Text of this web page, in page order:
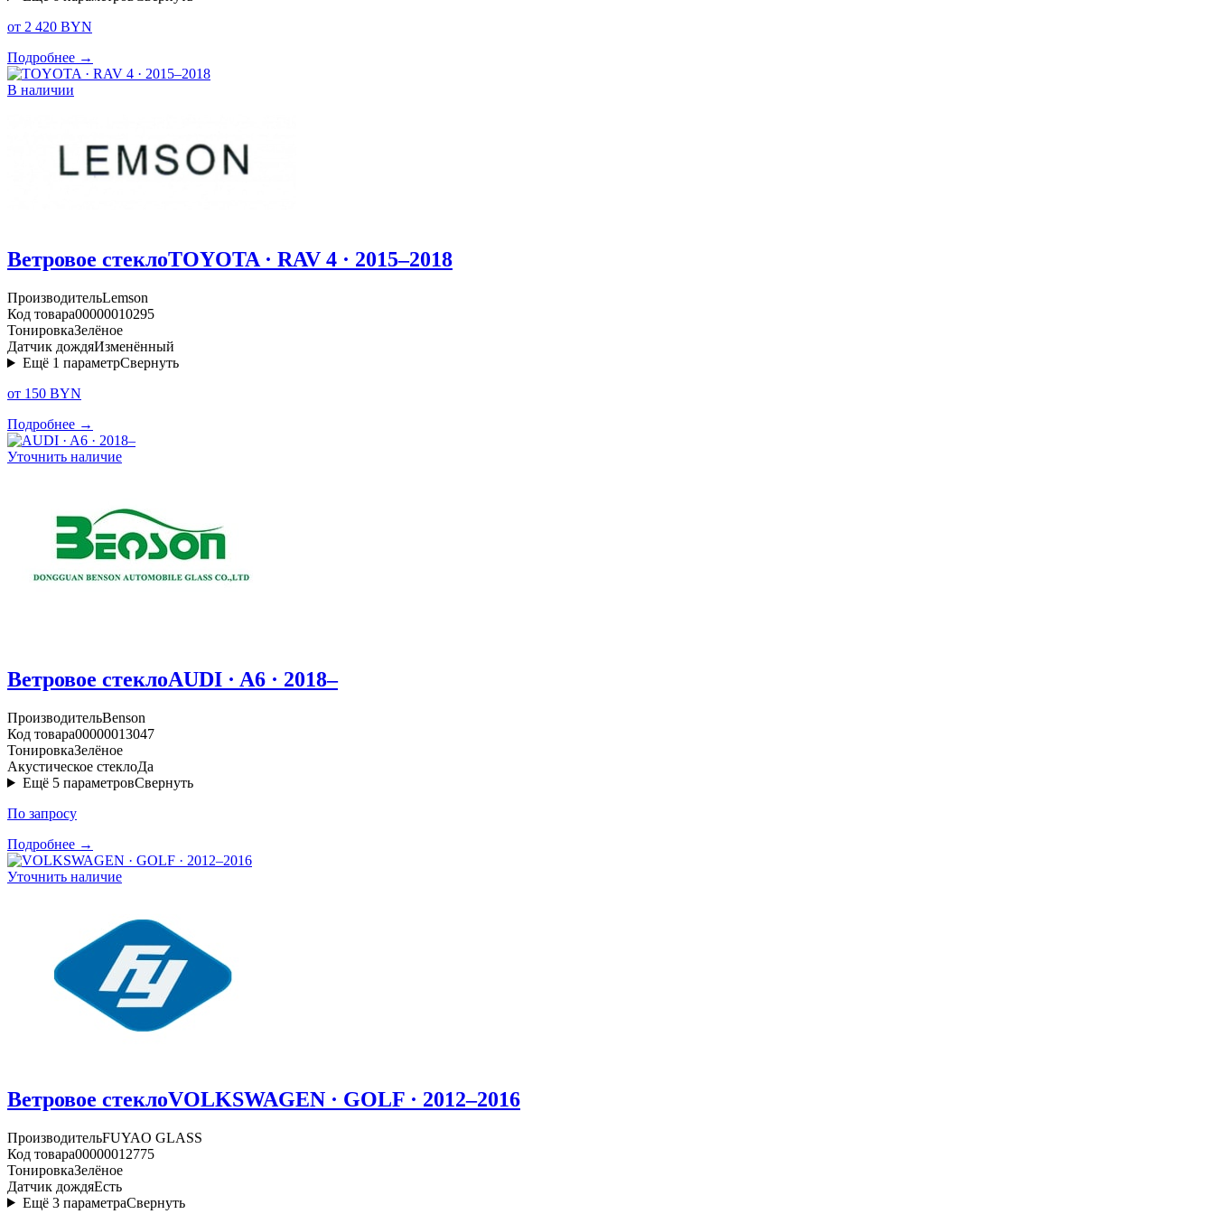
от 2 420 BYN
Подробнее →
В наличии
Ветровое стеклоTOYOTA · RAV 4 · 2015–2018
ПроизводительLemson
Код товара00000010295
ТонировкаЗелёное
Датчик дождяИзменённый
Ещё 1 параметрСвернуть
от 150 BYN
Подробнее →
Уточнить наличие
Ветровое стеклоAUDI · A6 · 2018–
ПроизводительBenson
Код товара00000013047
ТонировкаЗелёное
Акустическое стеклоДа
Ещё 5 параметровСвернуть
По запросу
Подробнее →
Уточнить наличие
Ветровое стеклоVOLKSWAGEN · GOLF · 2012–2016
ПроизводительFUYAO GLASS
Код товара00000012775
ТонировкаЗелёное
Датчик дождяЕсть
Ещё 3 параметраСвернуть